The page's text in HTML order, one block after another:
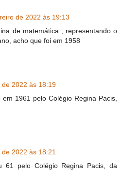
de 2022 às 19:13
de matemática , representando o
acho que foi em 1958
de 2022 às 18:19
1961 pelo Colégio Regina Pacis,
2022 às 18:21
61 pelo Colégio Regina Pacis, da